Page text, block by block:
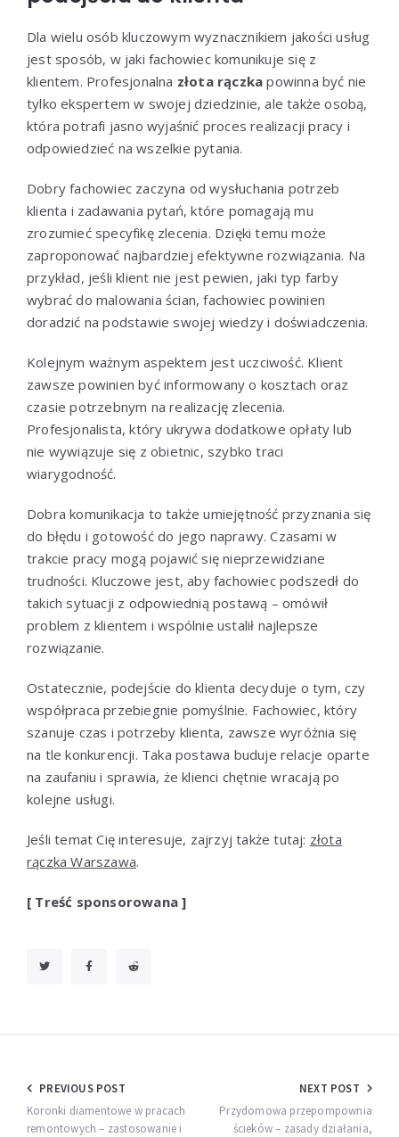
Dla wielu osób kluczowym wyznacznikiem jakości usług
jest sposób, w jaki fachowiec komunikuje się z
klientem. Profesjonalna złota rączka powinna być nie
tylko ekspertem w swojej dziedzinie, ale także osobą,
która potrafi jasno wyjaśnić proces realizacji pracy i
odpowiedzieć na wszelkie pytania.
Dobry fachowiec zaczyna od wysłuchania potrzeb
klienta i zadawania pytań, które pomagają mu
zrozumieć specyfikę zlecenia. Dzięki temu może
zaproponować najbardziej efektywne rozwiązania. Na
przykład, jeśli klient nie jest pewien, jaki typ farby
wybrać do malowania ścian, fachowiec powinien
doradzić na podstawie swojej wiedzy i doświadczenia.
Kolejnym ważnym aspektem jest uczciwość. Klient
zawsze powinien być informowany o kosztach oraz
czasie potrzebnym na realizację zlecenia.
Profesjonalista, który ukrywa dodatkowe opłaty lub
nie wywiązuje się z obietnic, szybko traci
wiarygodność.
Dobra komunikacja to także umiejętność przyznania się
do błędu i gotowość do jego naprawy. Czasami w
trakcie pracy mogą pojawić się nieprzewidziane
trudności. Kluczowe jest, aby fachowiec podszedł do
takich sytuacji z odpowiednią postawą – omówił
problem z klientem i wspólnie ustalił najlepsze
rozwiązanie.
Ostatecznie, podejście do klienta decyduje o tym, czy
współpraca przebiegnie pomyślnie. Fachowiec, który
szanuje czas i potrzeby klienta, zawsze wyróżnia się
na tle konkurencji. Taka postawa buduje relacje oparte
na zaufaniu i sprawia, że klienci chętnie wracają po
kolejne usługi.
Jeśli temat Cię interesuje, zajrzyj także tutaj: złota
rączka Warszawa.
[ Treść sponsorowana ]
Nawigacja
wpisu
PREVIOUS POST
Koronki diamentowe w pracach
remontowych – zastosowanie i
NEXT POST
Przydomowa przepompownia
ścieków – zasady działania,